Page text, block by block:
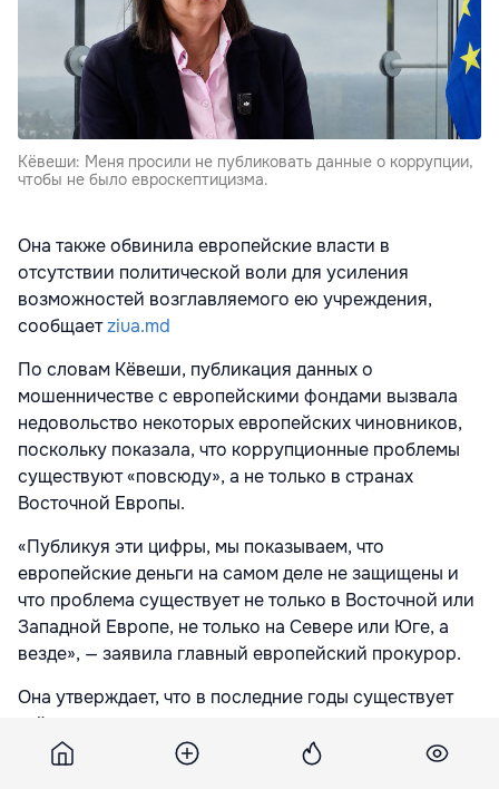
Кёвеши: Меня просили не публиковать данные о коррупции,
чтобы не было евроскептицизма.
Она также обвинила европейские власти в
отсутствии политической воли для усиления
возможностей возглавляемого ею учреждения,
сообщаетziua.md
По словам Кёвеши, публикация данных о
мошенничестве с европейскими фондами вызвала
недовольство некоторых европейских чиновников,
поскольку показала, что коррупционные проблемы
существуют «повсюду», а не только в странах
Восточной Европы.
«Публикуя эти цифры, мы показываем, что
европейские деньги на самом деле не защищены и
что проблема существует не только в Восточной или
Западной Европе, не только на Севере или Юге, а
везде», — заявила главный европейский прокурор.
Она утверждает, что в последние годы существует
«чёткое политическое решение» не увеличивать
следственные возможности Европейской